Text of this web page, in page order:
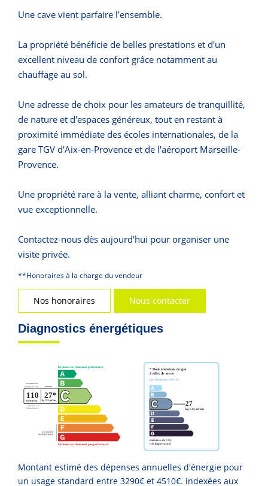
Une cave vient parfaire l'ensemble.
La propriété bénéficie de belles prestations et d'un
excellent niveau de confort grâce notamment au
chauffage au sol.
Une adresse de choix pour les amateurs de tranquillité,
de nature et d'espaces généreux, tout en restant à
proximité immédiate des écoles internationales, de la
gare TGV d'Aix-en-Provence et de l'aéroport Marseille-
Provence.
Une propriété rare à la vente, alliant charme, confort et
vue exceptionnelle.
Contactez-nous dès aujourd'hui pour organiser une
visite privée.
**Honoraires à la charge du vendeur
Nos honoraires Nous contacter
Diagnostics énergétiques
Montant estimé des dépenses annuelles d'énergie pour
un usage standard entre 3290€ et 4510€. indexées aux